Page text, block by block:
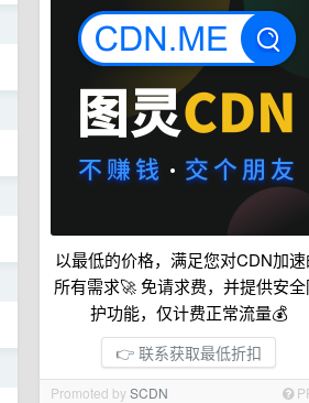
以最低的价格，满足您对CDN加速
所有需求🚀 免请求费，并提供安
护功能，仅计费正常流量💰
👉 联系获取最低折扣
Promoted bySCDN